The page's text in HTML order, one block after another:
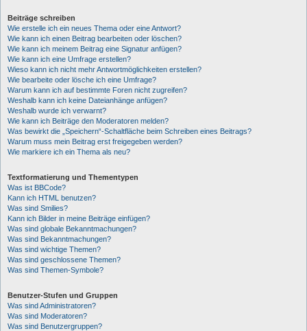
Beiträge schreiben
Wie erstelle ich ein neues Thema oder eine Antwort?
Wie kann ich einen Beitrag bearbeiten oder löschen?
Wie kann ich meinem Beitrag eine Signatur anfügen?
Wie kann ich eine Umfrage erstellen?
Wieso kann ich nicht mehr Antwortmöglichkeiten erstellen?
Wie bearbeite oder lösche ich eine Umfrage?
Warum kann ich auf bestimmte Foren nicht zugreifen?
Weshalb kann ich keine Dateianhänge anfügen?
Weshalb wurde ich verwarnt?
Wie kann ich Beiträge den Moderatoren melden?
Was bewirkt die „Speichern“-Schaltfläche beim Schreiben eines Beitrags?
Warum muss mein Beitrag erst freigegeben werden?
Wie markiere ich ein Thema als neu?
Textformatierung und Thementypen
Was ist BBCode?
Kann ich HTML benutzen?
Was sind Smilies?
Kann ich Bilder in meine Beiträge einfügen?
Was sind globale Bekanntmachungen?
Was sind Bekanntmachungen?
Was sind wichtige Themen?
Was sind geschlossene Themen?
Was sind Themen-Symbole?
Benutzer-Stufen und Gruppen
Was sind Administratoren?
Was sind Moderatoren?
Was sind Benutzergruppen?